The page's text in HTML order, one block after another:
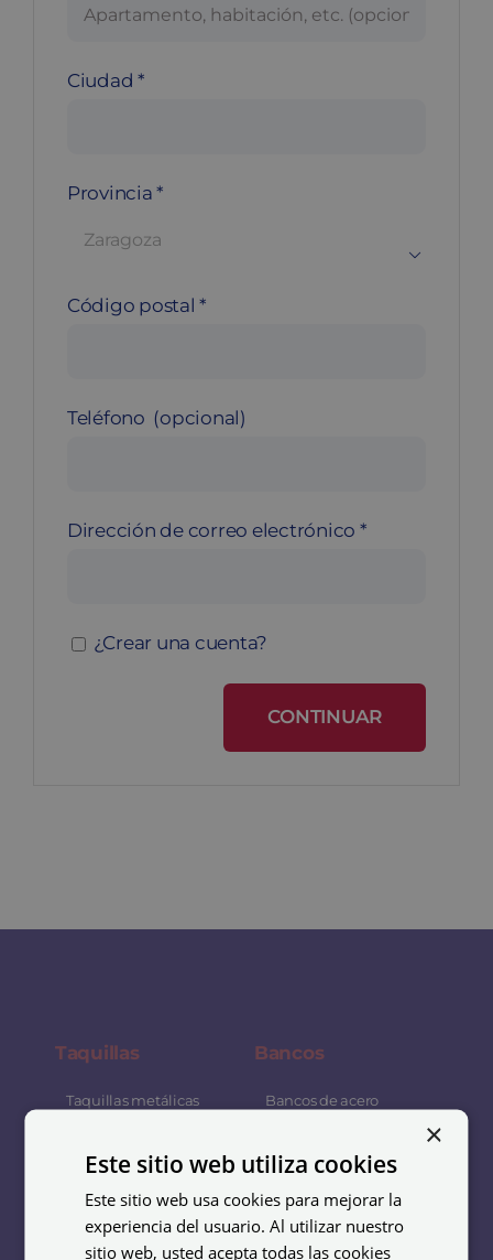
bloque,
Ciudad*
Provincia*

Código postal*
Teléfono (opcional)
Dirección de correo electrónico *
¿Crear una cuenta?
CONTINUAR
Taquillas
Taquillas metálicas
Taquillas soldadas
Taquillas acero
inoxidable
Bancos
Bancos de acero
acero
Bancos de melamina
Bancos fenólicos
×
Este sitio web utiliza cookies
Este sitio web usa cookies para mejorar la
experiencia del usuario. Al utilizar nuestro
sitio web, usted acepta todas las cookies